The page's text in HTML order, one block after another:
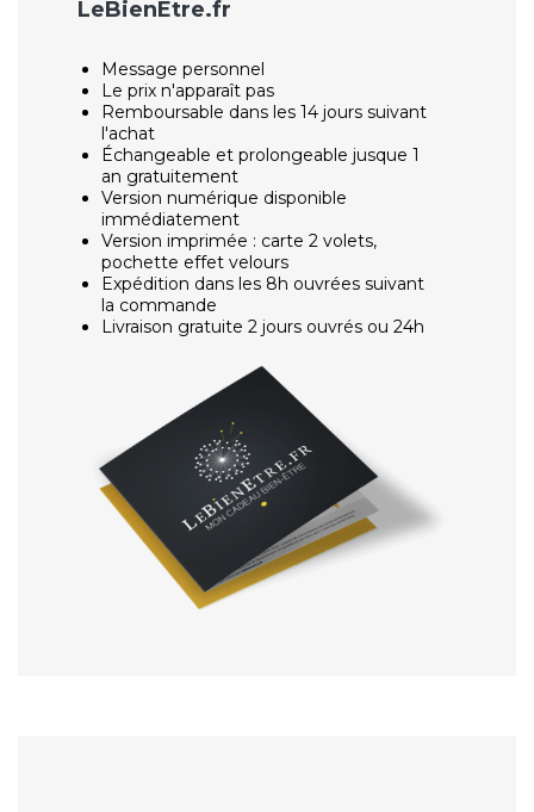
LeBienEtre.fr
Message personnel
Le prix n'apparaît pas
Remboursable dans les 14 jours suivant
l'achat
Échangeable et prolongeable jusque 1
an gratuitement
Version numérique disponible
immédiatement
Version imprimée : carte 2 volets,
pochette effet velours
Expédition dans les 8h ouvrées suivant
la commande
Livraison gratuite 2 jours ouvrés ou 24h